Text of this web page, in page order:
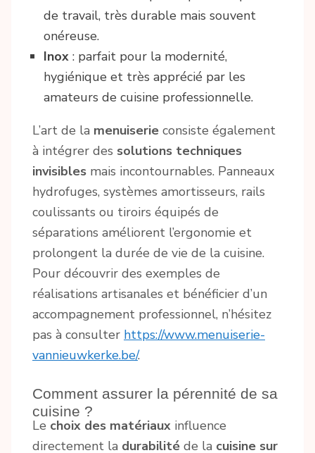
de travail, très durable mais souvent
onéreuse.
Inox : parfait pour la modernité,
hygiénique et très apprécié par les
amateurs de cuisine professionnelle.
L’art de la menuiserie consiste également
à intégrer des solutions techniques
invisibles mais incontournables. Panneaux
hydrofuges, systèmes amortisseurs, rails
coulissants ou tiroirs équipés de
séparations améliorent l’ergonomie et
prolongent la durée de vie de la cuisine.
Pour découvrir des exemples de
réalisations artisanales et bénéficier d’un
accompagnement professionnel, n’hésitez
pas à consulter https://www.menuiserie-
vannieuwkerke.be/.
Comment assurer la pérennité de sa
cuisine ?
Le choix des matériaux influence
directement la durabilité de la cuisine sur